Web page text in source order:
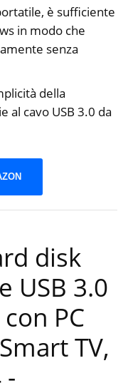
è sufficiente
in modo che
senza
della
al cavo USB 3.0 da
disk
USB 3.0
PC
TV,
-